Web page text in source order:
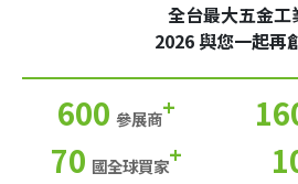
全台最大五金工
2026 與您一起再
600 參展商+
70 國全球買家+